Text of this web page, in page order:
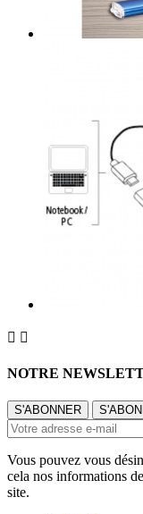
 
NOTRE
Vous pouvez vous
cela nos informations
site.